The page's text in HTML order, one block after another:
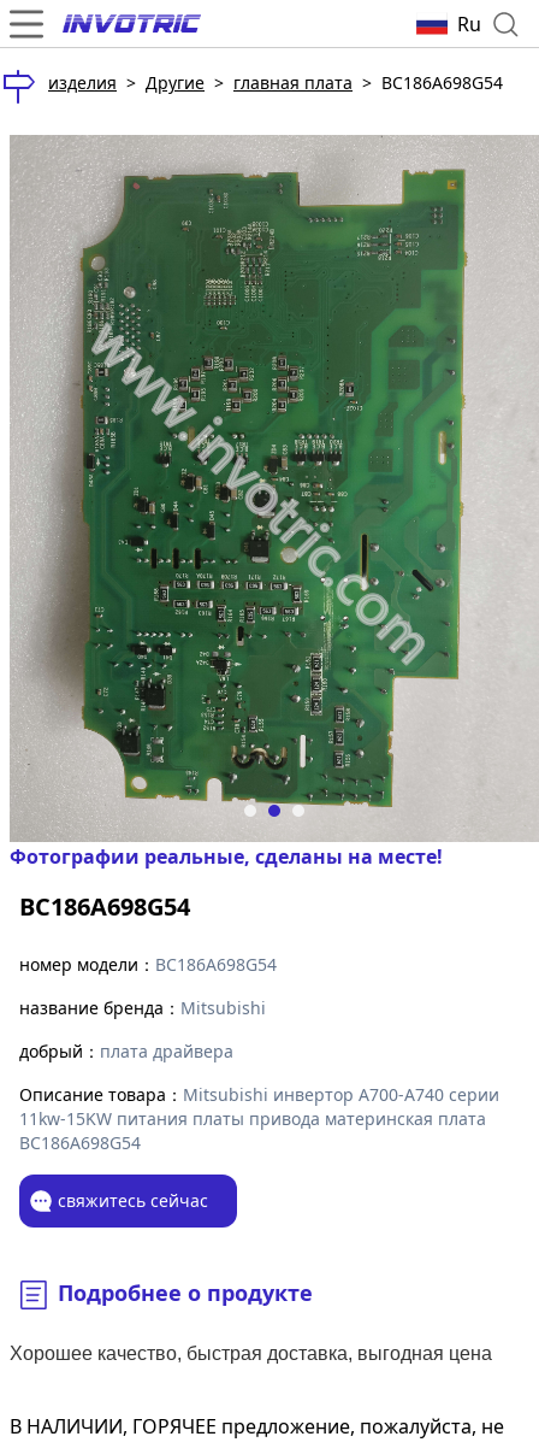
Ru
изделия > Другие > главная плата > BC186A698G54
Фотографии реальные, сделаны на месте!
BC186A698G54
номер модели： BC186A698G54
название бренда： Mitsubishi
добрый： плата драйвера
Описание товара： Mitsubishi инвертор A700-A740 серии
11kw-15KW питания платы привода материнская плата
BC186A698G54
свяжитесь сейчас
Подробнее о продукте
Хорошее качество, быстрая доставка, выгодная цена
В НАЛИЧИИ, ГОРЯЧЕЕ предложение, пожалуйста, не